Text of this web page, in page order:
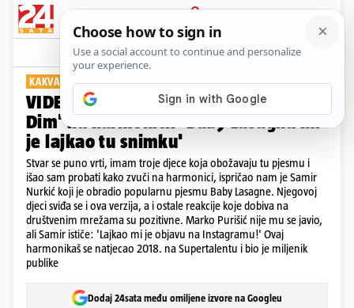
PRIJAVA
Show Komentari
KAKVA OBRADA!
VIDEO Evo kako zvuči 'Rim Tim Tagi
Dim' na harmonici: 'Baby Lasagna mi
je lajkao tu snimku'
Stvar se puno vrti, imam troje djece koja obožavaju tu pjesmu i
išao sam probati kako zvuči na harmonici, ispričao nam je Samir
Nurkić koji je obradio popularnu pjesmu Baby Lasagne. Njegovoj
djeci sviđa se i ova verzija, a i ostale reakcije koje dobiva na
društvenim mrežama su pozitivne. Marko Purišić nije mu se javio,
ali Samir ističe: 'Lajkao mi je objavu na Instagramu!' Ovaj
harmonikaš se natjecao 2018. na Supertalentu i bio je miljenik
publike
Dodaj 24sata među omiljene izvore na Googleu